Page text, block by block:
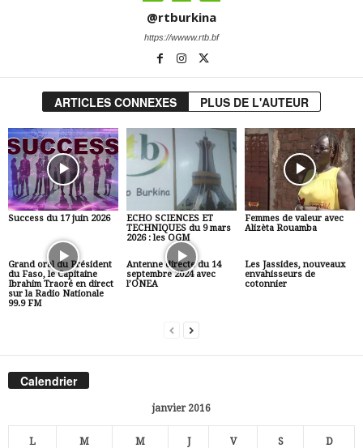
@rtburkina
https://wwww.rtb.bf
ARTICLES CONNEXES PLUS DE L'AUTEUR
Success du 17 juin 2026
ECHO SCIENCES ET
TECHNIQUES du 9 mars
2026 : les OGM
Femmes de valeur avec
Alizèta Rouamba
Grand oral du Président
du Faso, le Capitaine
Ibrahim Traoré en direct
sur la Radio Nationale
99.9 FM
Antenne directe du 14
septembre 2024 avec
l’ONEA
Les Jassides, nouveaux
envahisseurs de
cotonnier
Calendrier
janvier 2016
L M M J V S D